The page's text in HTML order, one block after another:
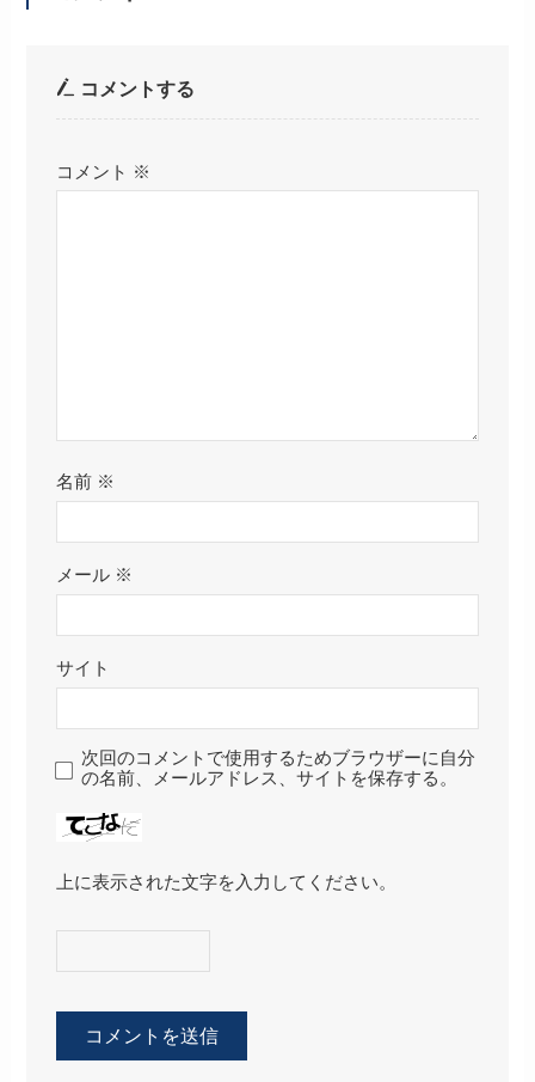
コメントする
コメント ※
名前 ※
メール ※
サイト
次回のコメントで使用するためブラウザーに自分
の名前、メールアドレス、サイトを保存する。
上に表示された文字を入力してください。